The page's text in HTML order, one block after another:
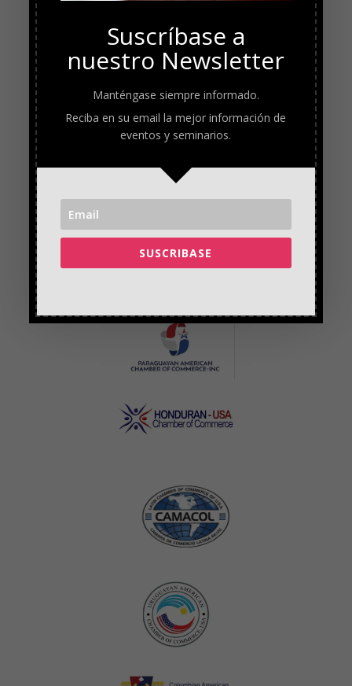
Suscríbase a
nuestro Newsletter
Manténgase siempre informado.
Reciba en su email la mejor información de
eventos y seminarios.
SUSCRIBASE